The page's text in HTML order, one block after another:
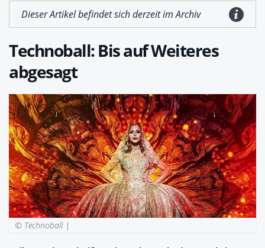
Dieser Artikel befindet sich derzeit im Archiv
Technoball: Bis auf Weiteres
abgesagt
© Technoball |